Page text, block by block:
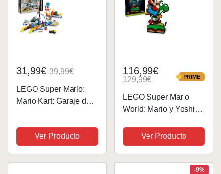
31,99€ 39,99€
LEGO Super Mario:
Mario Kart: Garaje de
Personalizable, 2
Figuras de Personajes
de Nintendo y Coche,
Ver Producto
116,99€
129,99€ PRIME
PRIME
LEGO Super Mario
World: Mario y Yoshi
Adultos para Colección
de Nintendo, Figuras
Pixeladas, Regalo
Ver Producto
-9%